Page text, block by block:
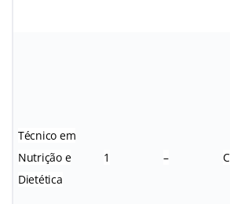
Técnico em
Nutrição e
Dietética
1 –